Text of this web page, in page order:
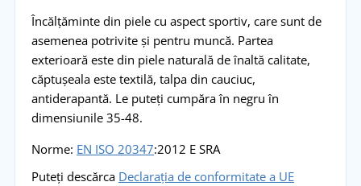
Încălțăminte din piele cu aspect sportiv, care sunt de
asemenea potrivite și pentru muncă. Partea
exterioară este din piele naturală de înaltă calitate,
căptușeala este textilă, talpa din cauciuc,
antiderapantă. Le puteți cumpăra în negru în
dimensiunile 35-48.
Norme: EN ISO 20347:2012 E SRA
Puteți descărca Declarația de conformitate a UE